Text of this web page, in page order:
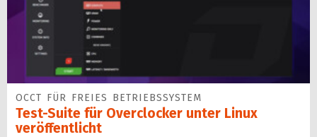
OCCT FÜR FREIES BETRIEBSSYSTEM
Test-Suite für Overclocker unter Linux
veröffentlicht